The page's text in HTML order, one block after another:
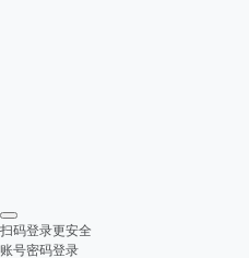
扫码登录更安全
账号密码登录